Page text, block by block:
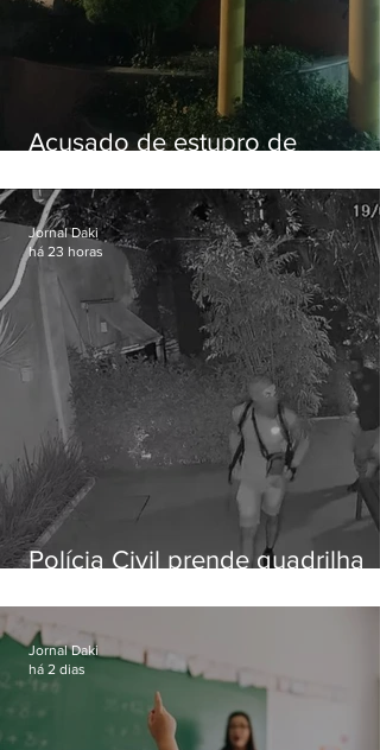
Acusado de estupro de
Polícia Civil prende quadrilha
residências de luxo no Rio
Jornal Daki
há 23 horas
Jornal Daki
há 2 dias